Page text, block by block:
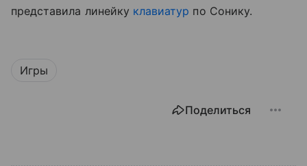
представила линейку клавиатур по Сонику.
Игры
Поделиться